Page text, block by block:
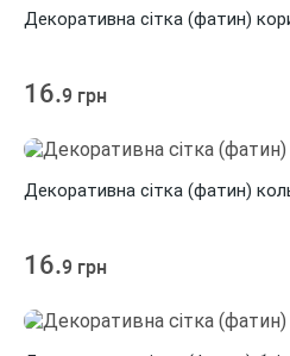
Декоративна сітка (фатин)
16.9 грн
Декоративна сітка (фатин)
16.9 грн